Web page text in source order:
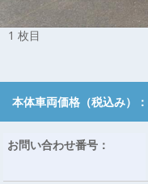
1 枚目
本体車両価格（税込み）：
お問い合わせ番号：